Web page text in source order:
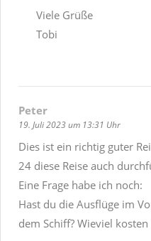
Viele Grüße
Tobi
Peter
19. Juli 2023 um 13:31 Uhr
Dies ist ein richtig guter
24 diese Reise auch
Eine Frage habe ich noch:
Hast du die Ausflüge im
dem Schiff? Wieviel